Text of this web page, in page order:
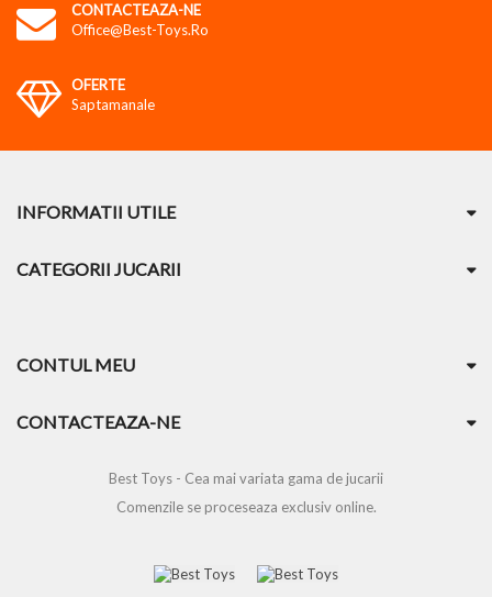
CONTACTEAZA-NE
Office@best-Toys.ro
OFERTE
Saptamanale
INFORMATII UTILE
CATEGORII JUCARII
CONTUL MEU
CONTACTEAZA-NE
Best Toys - Cea mai variata gama de jucarii
Comenzile se proceseaza exclusiv online.